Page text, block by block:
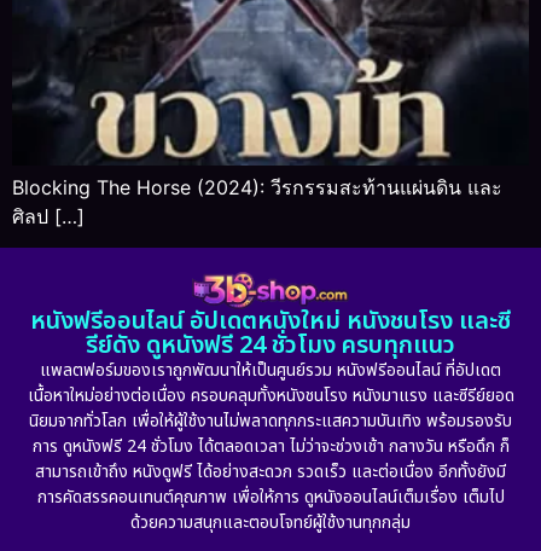
Blocking The Horse (2024): วีรกรรมสะท้านแผ่นดิน และ
ศิลป […]
หนังฟรีออนไลน์ อัปเดตหนังใหม่ หนังชนโรง และซี
รีย์ดัง ดูหนังฟรี 24 ชั่วโมง ครบทุกแนว
แพลตฟอร์มของเราถูกพัฒนาให้เป็นศูนย์รวม หนังฟรีออนไลน์ ที่อัปเดต
เนื้อหาใหม่อย่างต่อเนื่อง ครอบคลุมทั้งหนังชนโรง หนังมาแรง และซีรีย์ยอด
นิยมจากทั่วโลก เพื่อให้ผู้ใช้งานไม่พลาดทุกกระแสความบันเทิง พร้อมรองรับ
การ ดูหนังฟรี 24 ชั่วโมง ได้ตลอดเวลา ไม่ว่าจะช่วงเช้า กลางวัน หรือดึก ก็
สามารถเข้าถึง หนังดูฟรี ได้อย่างสะดวก รวดเร็ว และต่อเนื่อง อีกทั้งยังมี
การคัดสรรคอนเทนต์คุณภาพ เพื่อให้การ ดูหนังออนไลน์เต็มเรื่อง เต็มไป
ด้วยความสนุกและตอบโจทย์ผู้ใช้งานทุกกลุ่ม